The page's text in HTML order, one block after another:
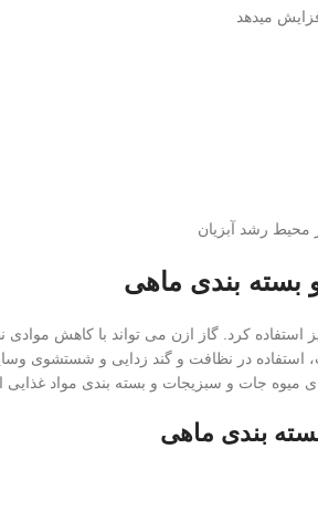
میدهد
محیط رشد آبزیان
بسته بندی ماهی
استفاده کرد. گاز ازن می تواند با کاهش
استفاده در نظافت و گند زدایی و شستشوی
میوه جات و سبزیجات و بسته بندی مواد غذایی
بندی ماهی